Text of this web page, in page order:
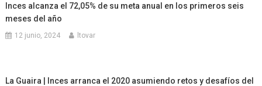
Inces alcanza el 72,05% de su meta anual en los primeros seis
meses del año
12 junio, 2024 ltovar
La Guaira | Inces arranca el 2020 asumiendo retos y desafíos del